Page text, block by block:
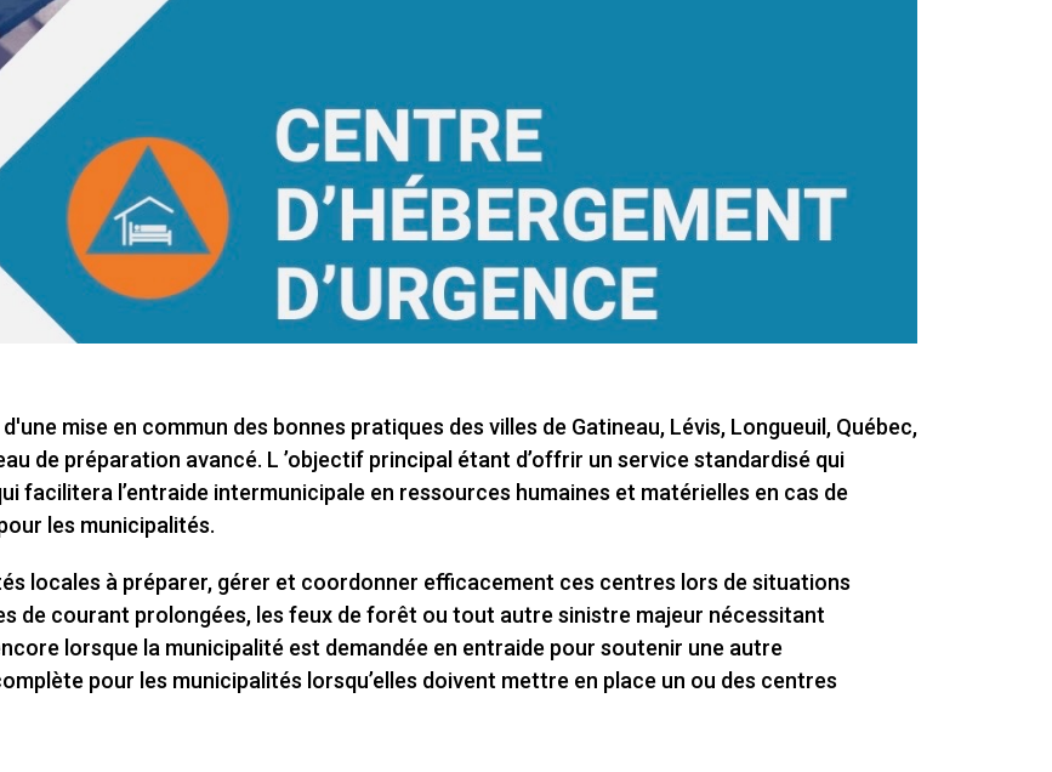
mise en commun des bonnes pratiques des villes de Gatineau, Lévis, Longueuil, Québec,
de préparation avancé. L ’objectif principal étant d’offrir un service standardisé qui
facilitera l’entraide intermunicipale en ressources humaines et matérielles en cas de
les municipalités.
locales à préparer, gérer et coordonner efficacement ces centres lors de situations
de courant prolongées, les feux de forêt ou tout autre sinistre majeur nécessitant
lorsque la municipalité est demandée en entraide pour soutenir une autre
pour les municipalités lorsqu’elles doivent mettre en place un ou des centres